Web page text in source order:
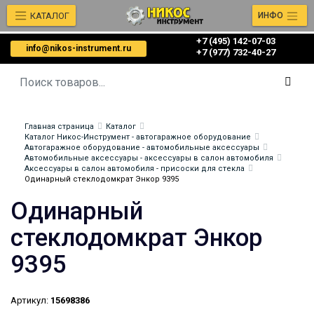
info@nikos-instrument.ru
+7 (495) 142-07-03
‎‎+7 (977) 732-40-27
КАТАЛОГ ИНФО
Главная страница
Каталог
Каталог Никос-Инструмент - автогаражное оборудование
Автогаражное оборудование - автомобильные аксессуары
Автомобильные аксессуары - аксессуары в салон автомобиля
Аксессуары в салон автомобиля - присоски для стекла
Одинарный стеклодомкрат Энкор 9395
Одинарный
стеклодомкрат Энкор
9395
Артикул: 15698386